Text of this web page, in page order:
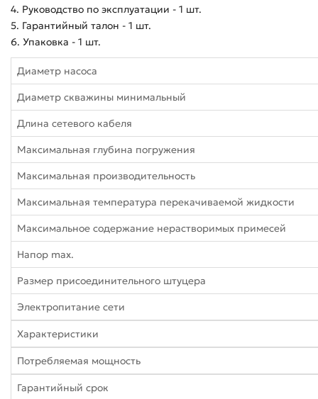
4. Руководство по эксплуатации - 1 шт.
5. Гарантийный талон - 1 шт.
6. Упаковка - 1 шт.
Диаметр насоса
Диаметр скважины минимальный
Длина сетевого кабеля
Максимальная глубина погружения
Максимальная производительность
Максимальная температура перекачиваемой жидкости
Максимальное содержание нерастворимых примесей
Напор max.
Размер присоединительного штуцера
Электропитание сети
Характеристики
Потребляемая мощность
Гарантийный срок